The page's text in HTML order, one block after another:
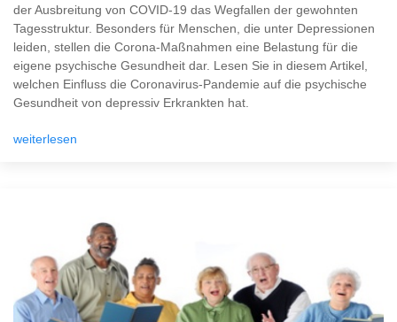
der Ausbreitung von COVID-19 das Wegfallen der gewohnten
Tagesstruktur. Besonders für Menschen, die unter Depressionen
leiden, stellen die Corona-Maßnahmen eine Belastung für die
eigene psychische Gesundheit dar. Lesen Sie in diesem Artikel,
welchen Einfluss die Coronavirus-Pandemie auf die psychische
Gesundheit von depressiv Erkrankten hat.
weiterlesen